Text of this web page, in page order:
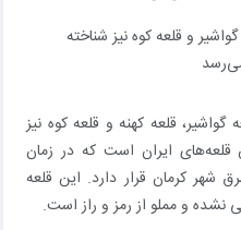
و قلعه کوه نیز شناخته
گواشیر، قلعه کهنه و قلعه کوه نیز
قلعه‌های ایران است که در زمان
شهر کرمان قرار دارد. این قلعه
نشده و مملو از رمز و راز است.